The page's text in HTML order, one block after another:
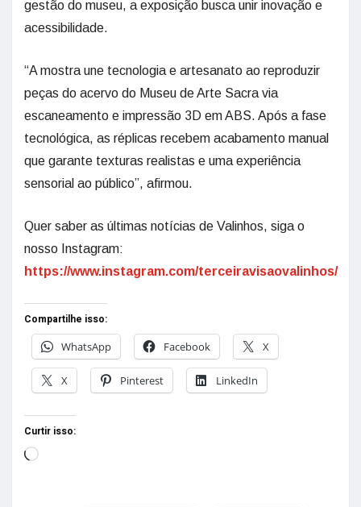
gestão do museu, a exposição busca unir inovação e
acessibilidade.
“A mostra une tecnologia e artesanato ao reproduzir
peças do acervo do Museu de Arte Sacra via
escaneamento e impressão 3D em ABS. Após a fase
tecnológica, as réplicas recebem acabamento manual
que garante texturas realistas e uma experiência
sensorial ao público”, afirmou.
Quer saber as últimas notícias de Valinhos, siga o
nosso Instagram:
https://www.instagram.com/terceiravisaovalinhos/
Compartilhe isso:
WhatsApp
Facebook X
X Pinterest LinkedIn
Curtir isso: